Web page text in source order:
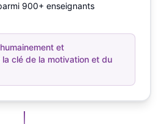
900+ enseignants
et
clé de la motivation et du